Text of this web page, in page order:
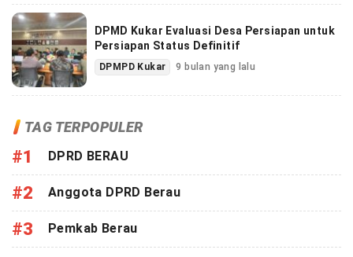
DPMD Kukar Evaluasi Desa Persiapan untuk
Persiapan Status Definitif
DPMPD Kukar 9 bulan yang lalu
TAG TERPOPULER
#1 DPRD BERAU
#2 Anggota DPRD Berau
#3 Pemkab Berau